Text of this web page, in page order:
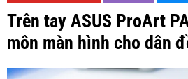
Trên tay ASUS ProArt
môn màn hình cho dân